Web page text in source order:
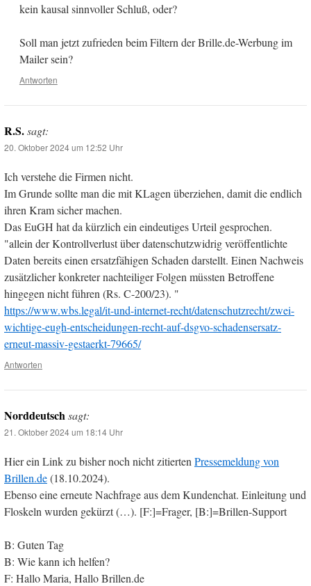
kein kausal sinnvoller Schluß, oder?
Soll man jetzt zufrieden beim Filtern der Brille.de-Werbung im
Mailer sein?
Antworten
R.S.sagt:
20. Oktober 2024 um 12:52 Uhr
Ich verstehe die Firmen nicht.
Im Grunde sollte man die mit KLagen überziehen, damit die endlich
ihren Kram sicher machen.
Das EuGH hat da kürzlich ein eindeutiges Urteil gesprochen.
"allein der Kontrollverlust über datenschutzwidrig veröffentlichte
Daten bereits einen ersatzfähigen Schaden darstellt. Einen Nachweis
zusätzlicher konkreter nachteiliger Folgen müssten Betroffene
hingegen nicht führen (Rs. C-200/23). "
https://www.wbs.legal/it-und-internet-recht/datenschutzrecht/zwei-
wichtige-eugh-entscheidungen-recht-auf-dsgvo-schadensersatz-
erneut-massiv-gestaerkt-79665/
Antworten
Norddeutschsagt:
21. Oktober 2024 um 18:14 Uhr
Hier ein Link zu bisher noch nicht zitierten Pressemeldung von
Brillen.de(18.10.2024).
Ebenso eine erneute Nachfrage aus dem Kundenchat. Einleitung und
Floskeln wurden gekürzt (…). [F:]=Frager, [B:]=Brillen-Support
B: Guten Tag
B: Wie kann ich helfen?
F: Hallo Maria, Hallo Brillen.de